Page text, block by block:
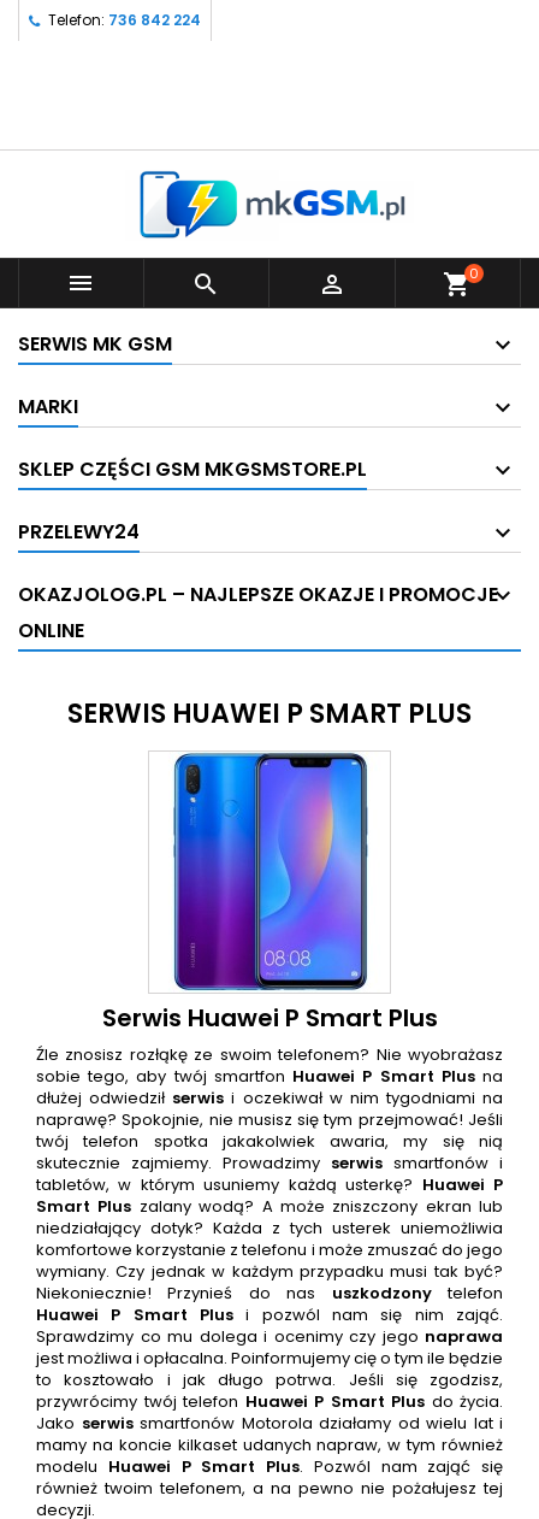
Telefon: 736 842 224
   shopping_cart0
SERWIS MK GSM
MARKI
SKLEP CZĘŚCI GSM MKGSMSTORE.PL
PRZELEWY24
OKAZJOLOG.PL – NAJLEPSZE OKAZJE I PROMOCJE
ONLINE
SERWIS HUAWEI P SMART PLUS
Serwis Huawei P Smart Plus
Źle znosisz rozłąkę ze swoim telefonem? Nie wyobrażasz
sobie tego, aby twój smartfon Huawei P Smart Plusna
dłużej odwiedził serwis i oczekiwał w nim tygodniami na
naprawę? Spokojnie, nie musisz się tym przejmować! Jeśli
twój telefon spotka jakakolwiek awaria, my się nią
skutecznie zajmiemy. Prowadzimy serwis smartfonów i
tabletów, w którym usuniemy każdą usterkę? Huawei P
Smart Plus zalany wodą? A może zniszczony ekran lub
niedziałający dotyk? Każda z tych usterek uniemożliwia
komfortowe korzystanie z telefonu i może zmuszać do jego
wymiany. Czy jednak w każdym przypadku musi tak być?
Niekoniecznie! Przynieś do nas uszkodzonytelefon
Huawei P Smart Plus i pozwól nam się nim zająć.
Sprawdzimy co mu dolega i ocenimy czy jego naprawa
jest możliwa i opłacalna. Poinformujemy cię o tym ile będzie
to kosztowało i jak długo potrwa. Jeśli się zgodzisz,
przywrócimy twój telefon Huawei P Smart Plus do życia.
Jako serwissmartfonów Motorola działamy od wielu lat i
mamy na koncie kilkaset udanych napraw, w tym również
modelu Huawei P Smart Plus. Pozwól nam zająć się
również twoim telefonem, a na pewno nie pożałujesz tej
decyzji.